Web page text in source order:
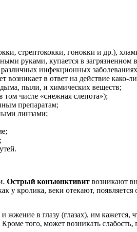
стрептококки, гонокки и др.),
руками, купается в
инфекционных
возникает в ответ на действие како-
пыли, и химических веществ;
том числе «снежная слепота»);
препаратам;
линзами;
Острый конъюнктивит возникают
у кролика, веки отекают,
в глазу (глазах), им кажется,
того, может возникать